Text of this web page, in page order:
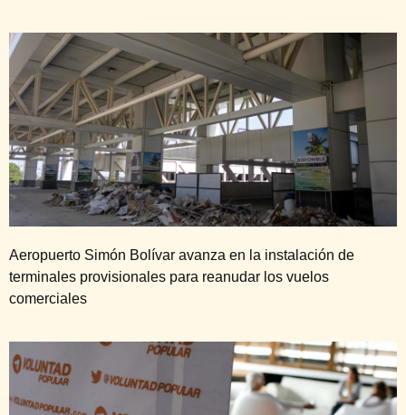
Aeropuerto Simón Bolívar avanza en la instalación de
terminales provisionales para reanudar los vuelos
comerciales